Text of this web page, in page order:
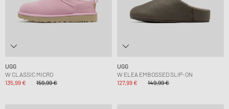
UGG
W CLASSIC MICRO
135,99 €
159,99 €
UGG
W ELEA EMBOSSED SLIP-ON
127,99 €
149,99 €